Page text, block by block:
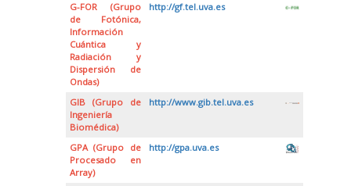
G-FOR (Grupo
de Fotónica,
Información
Cuántica y
Radiación y
Dispersión de
Ondas)
http://gf.tel.uva.es
GIB (Grupo de
Ingeniería
Biomédica)
http://www.gib.tel.uva.es
GPA (Grupo de
Procesado en
Array)
http://gpa.uva.es